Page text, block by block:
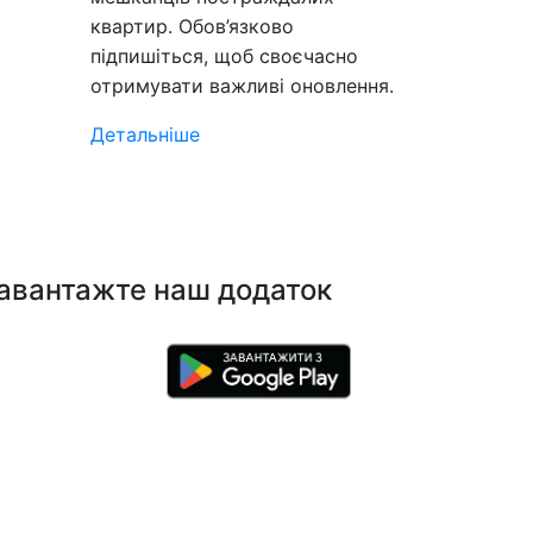
квартир. Обов’язково
підпишіться, щоб своєчасно
отримувати важливі оновлення.
Детальніше
наш додаток